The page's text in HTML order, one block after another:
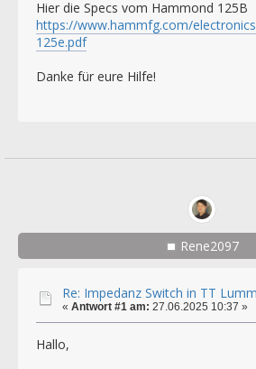
Hier die Specs vom Hammond 125B
https://www.hammfg.com/
125e.pdf
Danke für eure Hilfe!
Rene2097
Re: Impedanz Switch in TT
« Antwort #1 am: 27.06.2025 10:37 »
Hallo,